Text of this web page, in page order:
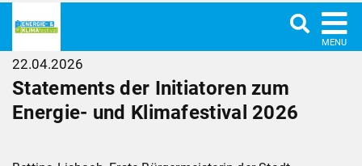
MENU
22.04.2026
Statements der Initiatoren zum
Energie- und Klimafestival 2026